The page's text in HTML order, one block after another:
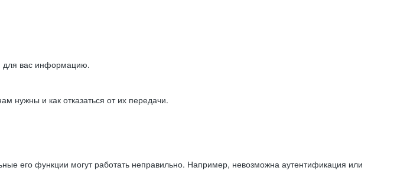
для вас информацию.
нужны и как отказаться от их передачи.
его функции могут работать неправильно. Например, невозможна аутентификация или